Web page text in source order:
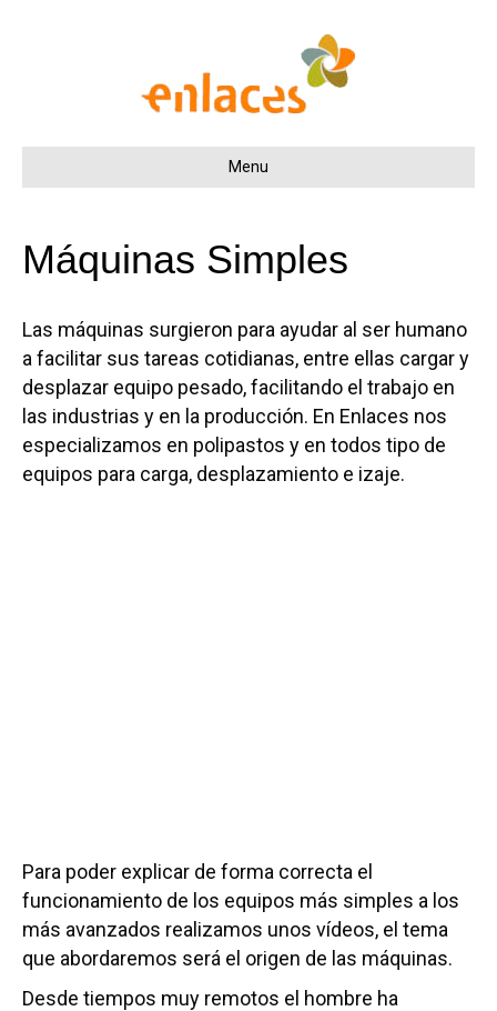
Menu
Máquinas Simples
Las máquinas surgieron para ayudar al ser humano
a facilitar sus tareas cotidianas, entre ellas cargar y
desplazar equipo pesado, facilitando el trabajo en
las industrias y en la producción. En Enlaces nos
especializamos en polipastos y en todos tipo de
equipos para carga, desplazamiento e izaje.
Para poder explicar de forma correcta el
funcionamiento de los equipos más simples a los
más avanzados realizamos unos vídeos, el tema
que abordaremos será el origen de las máquinas.
Desde tiempos muy remotos el hombre ha